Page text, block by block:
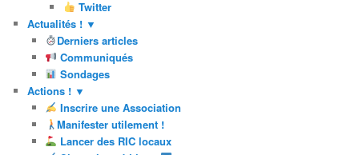
Twitter
Actualités ! ▼
Derniers articles
Communiqués
Sondages
Actions ! ▼
Inscrire une Association
Manifester utilement !
Lancer des RIC locaux